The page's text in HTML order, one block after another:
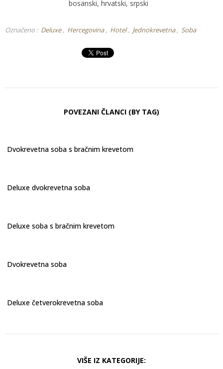
bosanski, hrvatski, srpski
Označeno : Deluxe Hercegovina Hotel Jednokrevetna Soba
POVEZANI ČLANCI (BY TAG)
Dvokrevetna soba s bračnim krevetom
Deluxe dvokrevetna soba
Deluxe soba s bračnim krevetom
Dvokrevetna soba
Deluxe četverokrevetna soba
VIŠE IZ KATEGORIJE: